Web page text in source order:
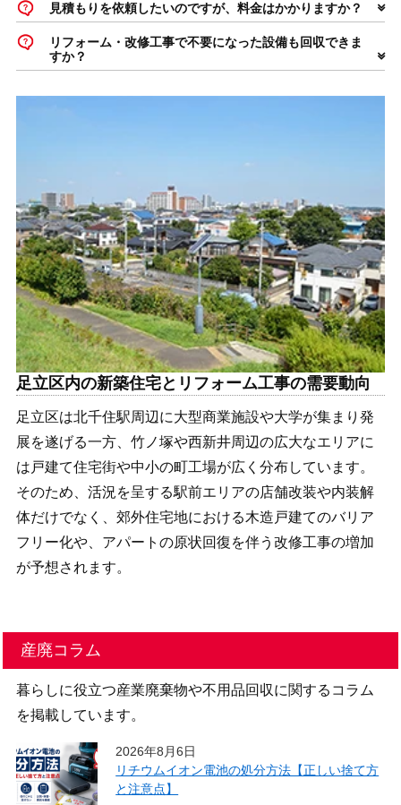
見積もりを依頼したいのですが、料金はかかりますか？
リフォーム・改修工事で不要になった設備も回収できま
すか？
足立区内の新築住宅とリフォーム工事の需要動向
足立区は北千住駅周辺に大型商業施設や大学が集まり発
展を遂げる一方、竹ノ塚や西新井周辺の広大なエリアに
は戸建て住宅街や中小の町工場が広く分布しています。
そのため、活況を呈する駅前エリアの店舗改装や内装解
体だけでなく、郊外住宅地における木造戸建てのバリア
フリー化や、アパートの原状回復を伴う改修工事の増加
が予想されます。
産廃コラム
暮らしに役立つ産業廃棄物や不用品回収に関するコラム
を掲載しています。
2026年8月6日
リチウムイオン電池の処分方法【正しい捨て方
と注意点】